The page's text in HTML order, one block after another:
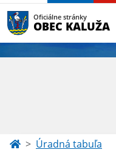
Oficiálne stránky
OBEC KALUŽA
Úradná tabuľa